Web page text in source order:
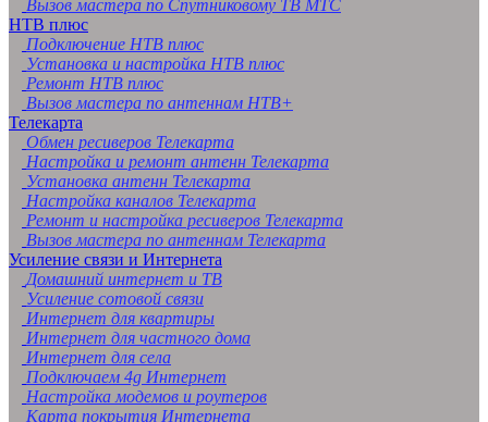
Вызов мастера по Спутниковому ТВ МТС
НТВ плюс
Подключение НТВ плюс
Установка и настройка НТВ плюс
Ремонт НТВ плюс
Вызов мастера по антеннам НТВ+
Телекарта
Обмен ресиверов Телекарта
Настройка и ремонт антенн Телекарта
Установка антенн Телекарта
Настройка каналов Телекарта
Ремонт и настройка ресиверов Телекарта
Вызов мастера по антеннам Телекарта
Усиление связи и Интернета
Домашний интернет и ТВ
Усиление сотовой связи
Интернет для квартиры
Интернет для частного дома
Интернет для села
Подключаем 4g Интернет
Настройка модемов и роутеров
Карта покрытия Интернета